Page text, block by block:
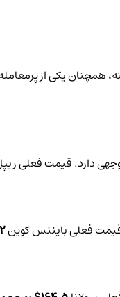
دارد. قیمت فعلی